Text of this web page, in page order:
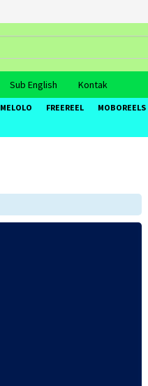
Sub English Kontak
MELOLO FREEREEL MOBOREELS